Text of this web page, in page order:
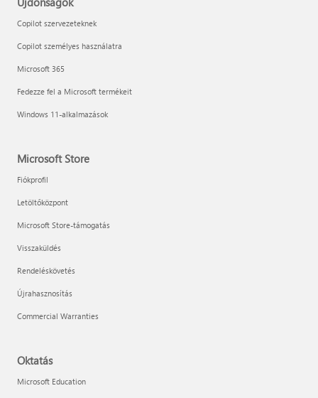
Copilot szervezeteknek
Copilot személyes használatra
Microsoft 365
Fedezze fel a Microsoft termékeit
Windows 11-alkalmazások
Microsoft Store
Fiókprofil
Letöltőközpont
Microsoft Store-támogatás
Visszaküldés
Rendeléskövetés
Újrahasznosítás
Commercial Warranties
Oktatás
Microsoft Education